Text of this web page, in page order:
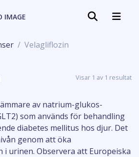
Velagliflozin
Visar 1 av 1 resultat
av natrium-glukos-
som används för behandling
diabetes mellitus hos djur. Det
genom att öka
urinen. Observera att Europeiska